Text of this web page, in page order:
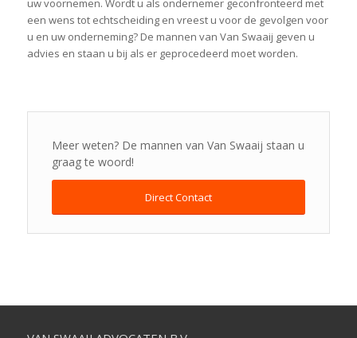
uw voornemen. Wordt u als ondernemer geconfronteerd met
een wens tot echtscheiding en vreest u voor de gevolgen voor
u en uw onderneming? De mannen van Van Swaaij geven u
advies en staan u bij als er geprocedeerd moet worden.
Meer weten? De mannen van Van Swaaij staan u
graag te woord!
Direct Contact